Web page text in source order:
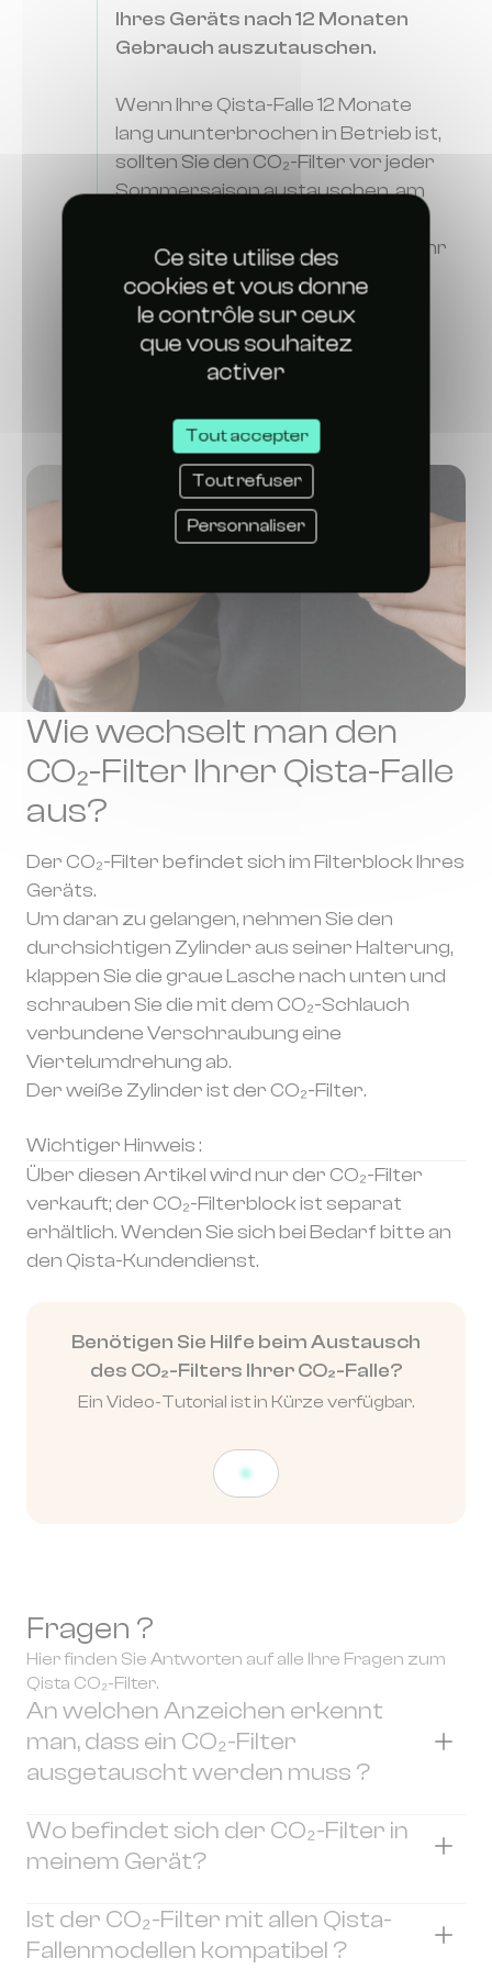
Ce site utilise des
cookies et vous donne
le contrôle sur ceux
que vous souhaitez
activer
Tout accepter
Tout refuser
Personnaliser
Ihres Geräts nach 12 Monaten
Gebrauch auszutauschen.
Wenn Ihre Qista-Falle 12 Monate
lang ununterbrochen in Betrieb ist,
sollten Sie den CO₂-Filter vor jeder
Sommersaison austauschen, am
Wenn die Falle nicht das ganze Jahr
über verwendet wird, kann der
Filter mehrere Saisons lang
wirksam bleiben, bevor er
ausgetauscht werden muss.
Wie wechselt man den
CO₂-Filter Ihrer Qista-Falle
aus?
Der CO₂-Filter befindet sich im Filterblock Ihres
Geräts.
Um daran zu gelangen, nehmen Sie den
durchsichtigen Zylinder aus seiner Halterung,
klappen Sie die graue Lasche nach unten und
schrauben Sie die mit dem CO₂-Schlauch
verbundene Verschraubung eine
Viertelumdrehung ab.
Der weiße Zylinder ist der CO₂-Filter.
Wichtiger Hinweis :
Über diesen Artikel wird nur der CO₂-Filter
verkauft; der CO₂-Filterblock ist separat
erhältlich. Wenden Sie sich bei Bedarf bitte an
den Qista-Kundendienst.
Benötigen Sie Hilfe beim Austausch
des CO₂-Filters Ihrer CO₂-Falle?
Ein Video-Tutorial ist in Kürze verfügbar.
Fragen ?
Hier finden Sie Antworten auf alle Ihre Fragen zum
Qista CO₂-Filter.
An welchen Anzeichen erkennt
man, dass ein CO₂-Filter
ausgetauscht werden muss ?
ein CO₂-Filter ausgetauscht werden muss.
Der einzige verlässliche Anhaltspunkt ist die
Der CO₂-Filter muss nach 12 Monaten Betrieb
ausgetauscht werden.
Wo befindet sich der CO₂-Filter in
meinem Gerät?
Ihrer Qista-Falle variieren, er befindet sich
jedoch immer im Filterblock.
Ist der CO₂-Filter mit allen Qista-
Fallenmodellen kompatibel ?